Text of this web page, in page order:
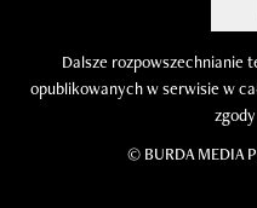
Dalsze rozpowszechnianie
opublikowanych w serwisie w
© BURDA MEDIA